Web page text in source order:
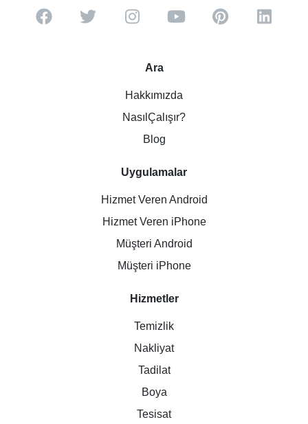
Ara
Hakkımızda
NasılÇalışır?
Blog
Uygulamalar
Hizmet Veren Android
Hizmet Veren iPhone
Müşteri Android
Müşteri iPhone
Hizmetler
Temizlik
Nakliyat
Tadilat
Boya
Tesisat